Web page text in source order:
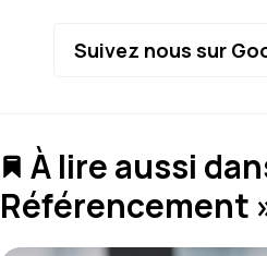
Suivez nous sur
À lire aussi
Référencement